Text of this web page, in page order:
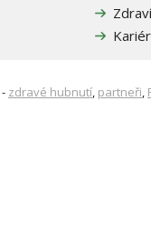
Zdraví
- zdravé hubnutí, partneři,